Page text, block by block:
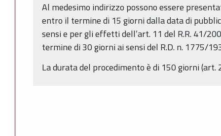
Al medesimo indirizzo possono essere
entro il termine di 15 giorni dalla data di
sensi e per gli effetti dell’art. 11 del R.R. 41/
termine di 30 giorni ai sensi del R.D. n. 1775/
La durata del procedimento è di 150 giorni (art.